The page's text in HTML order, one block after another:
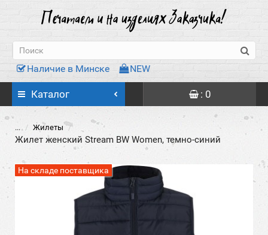
Наличие в Минске NEW
Каталог : 0
... Жилеты
Жилет женский Stream BW Women, темно-синий
На складе поставщика